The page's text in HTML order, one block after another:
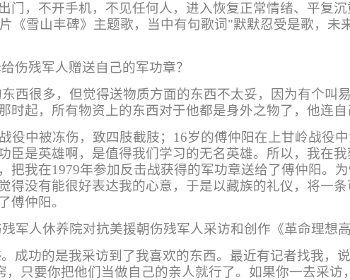
门，不开手机，不见任何人，进入恢复正常情绪、平复
《雪山丰碑》主题歌，当中有句歌词"默默忍受是歌，
伤残军人赠送自己的军功章？
西很多，但觉得送物质方面的东西不太妥，因为有个叫
时起，所有物资上的东西对于他都是身外之物了，他连自
役中被冻伤，致四肢截肢；16岁的傅仲阳在上甘岭战役
臣是英雄啊，是值得我们学习的无名英雄。所以，我在
把我在1979年参加反击战获得的军功章送给了傅仲阳。
得没有能很好表达我的心意，于是以藏族的礼仪，将一
傅仲阳。
军人休养院对抗美援朝伤残军人采访和创作《革命理想
成功的是我采访到了我喜欢的东西。最近有记者找我，
，只要你把他们当做自己的亲人就行了。如果你一去采